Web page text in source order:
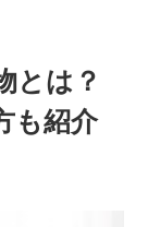
とは？
も紹介